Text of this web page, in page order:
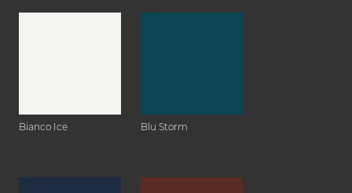
Bianco Ice Blu Storm